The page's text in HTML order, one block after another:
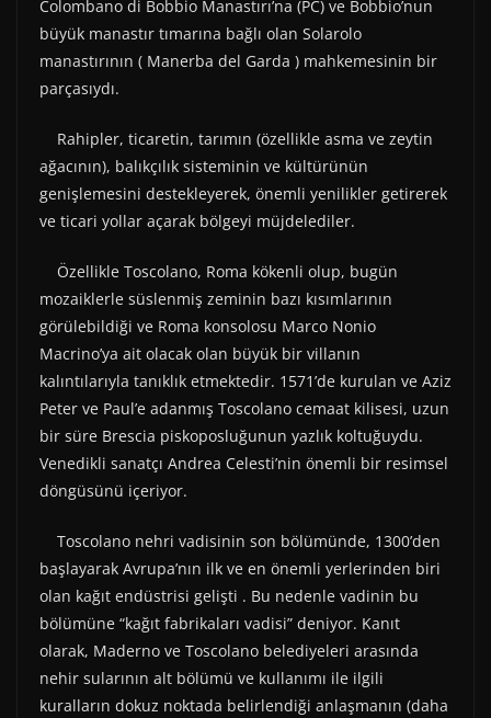
Colombano di Bobbio Manastırı’na (PC) ve Bobbio’nun
büyük manastır tımarına bağlı olan Solarolo
manastırının ( Manerba del Garda ) mahkemesinin bir
parçasıydı.
Rahipler, ticaretin, tarımın (özellikle asma ve zeytin
ağacının), balıkçılık sisteminin ve kültürünün
genişlemesini destekleyerek, önemli yenilikler getirerek
ve ticari yollar açarak bölgeyi müjdelediler.
Özellikle Toscolano, Roma kökenli olup, bugün
mozaiklerle süslenmiş zeminin bazı kısımlarının
görülebildiği ve Roma konsolosu Marco Nonio
Macrino’ya ait olacak olan büyük bir villanın
kalıntılarıyla tanıklık etmektedir. 1571’de kurulan ve Aziz
Peter ve Paul’e adanmış Toscolano cemaat kilisesi, uzun
bir süre Brescia piskoposluğunun yazlık koltuğuydu.
Venedikli sanatçı Andrea Celesti’nin önemli bir resimsel
döngüsünü içeriyor.
Toscolano nehri vadisinin son bölümünde, 1300’den
başlayarak Avrupa’nın ilk ve en önemli yerlerinden biri
olan kağıt endüstrisi gelişti . Bu nedenle vadinin bu
bölümüne “kağıt fabrikaları vadisi” deniyor. Kanıt
olarak, Maderno ve Toscolano belediyeleri arasında
nehir sularının alt bölümü ve kullanımı ile ilgili
kuralların dokuz noktada belirlendiği anlaşmanın (daha